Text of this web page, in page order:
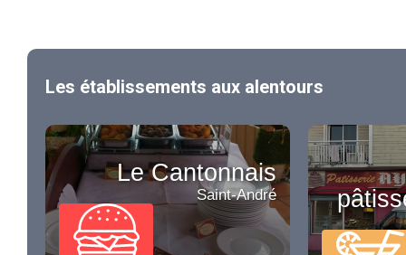
Les établissements aux alentours
Le Cantonnais
Saint-André